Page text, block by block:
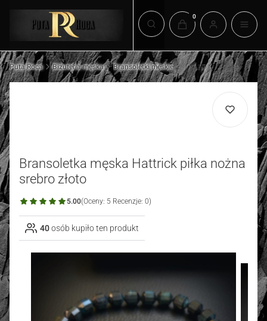
Otwórz wyszukiwarkę
Produkty w koszyku:
Puta Roca Biżuteria męska Bransoletki męskie
Bransoletka męska Hattrick piłka nożna
srebro złoto
5.00(Oceny: 5 Recenzje: 0)
40osób kupiło ten produkt